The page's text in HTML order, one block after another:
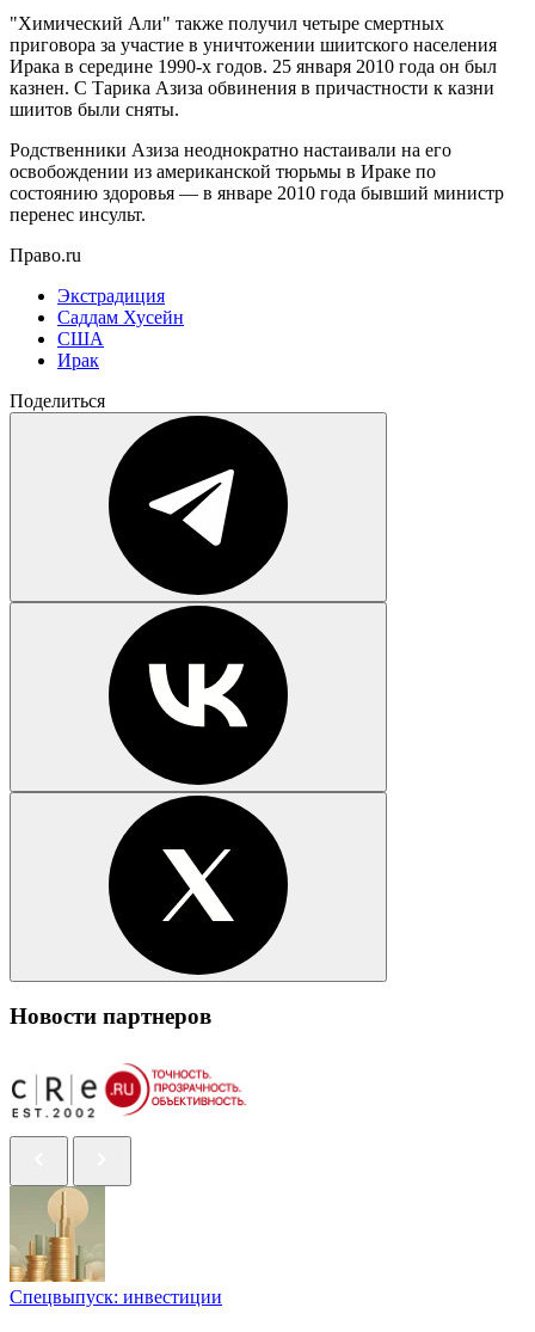
"Химический Али" также получил четыре смертных
приговора за участие в уничтожении шиитского населения
Ирака в середине 1990-х годов. 25 января 2010 года он был
казнен. С Тарика Азиза обвинения в причастности к казни
шиитов были сняты.
Родственники Азиза неоднократно настаивали на его
освобождении из американской тюрьмы в Ираке по
состоянию здоровья — в январе 2010 года бывший министр
перенес инсульт.
Право.ru
Экстрадиция
Саддам Хусейн
США
Ирак
Поделиться
Новости партнеров
Спецвыпуск: инвестиции